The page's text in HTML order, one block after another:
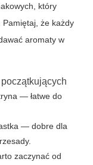
który
Pamiętaj, że każdy
aromaty w
— łatwe do
— dobre dla
zaczynać od